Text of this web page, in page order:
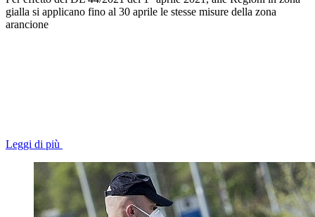
gialla si applicano fino al 30 aprile le stesse misure della zona
arancione
Leggi di più